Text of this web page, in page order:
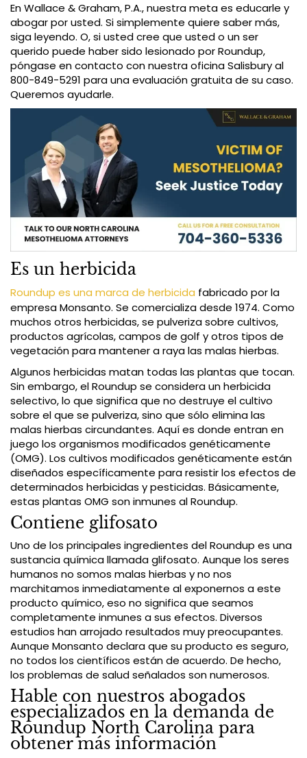
En Wallace & Graham, P.A., nuestra meta es educarle y
abogar por usted. Si simplemente quiere saber más,
siga leyendo. O, si usted cree que usted o un ser
querido puede haber sido lesionado por Roundup,
póngase en contacto con nuestra oficina Salisbury al
800-849-5291 para una evaluación gratuita de su caso.
Queremos ayudarle.
Es un herbicida
Roundup es una marca de herbicida fabricado por la
empresa Monsanto. Se comercializa desde 1974. Como
muchos otros herbicidas, se pulveriza sobre cultivos,
productos agrícolas, campos de golf y otros tipos de
vegetación para mantener a raya las malas hierbas.
Algunos herbicidas matan todas las plantas que tocan.
Sin embargo, el Roundup se considera un herbicida
selectivo, lo que significa que no destruye el cultivo
sobre el que se pulveriza, sino que sólo elimina las
malas hierbas circundantes. Aquí es donde entran en
juego los organismos modificados genéticamente
(OMG). Los cultivos modificados genéticamente están
diseñados específicamente para resistir los efectos de
determinados herbicidas y pesticidas. Básicamente,
estas plantas OMG son inmunes al Roundup.
Contiene glifosato
Uno de los principales ingredientes del Roundup es una
sustancia química llamada glifosato. Aunque los seres
humanos no somos malas hierbas y no nos
marchitamos inmediatamente al exponernos a este
producto químico, eso no significa que seamos
completamente inmunes a sus efectos. Diversos
estudios han arrojado resultados muy preocupantes.
Aunque Monsanto declara que su producto es seguro,
no todos los científicos están de acuerdo. De hecho,
los problemas de salud señalados son numerosos.
Hable con nuestros abogados
especializados en la demanda de
Roundup North Carolina para
obtener más información